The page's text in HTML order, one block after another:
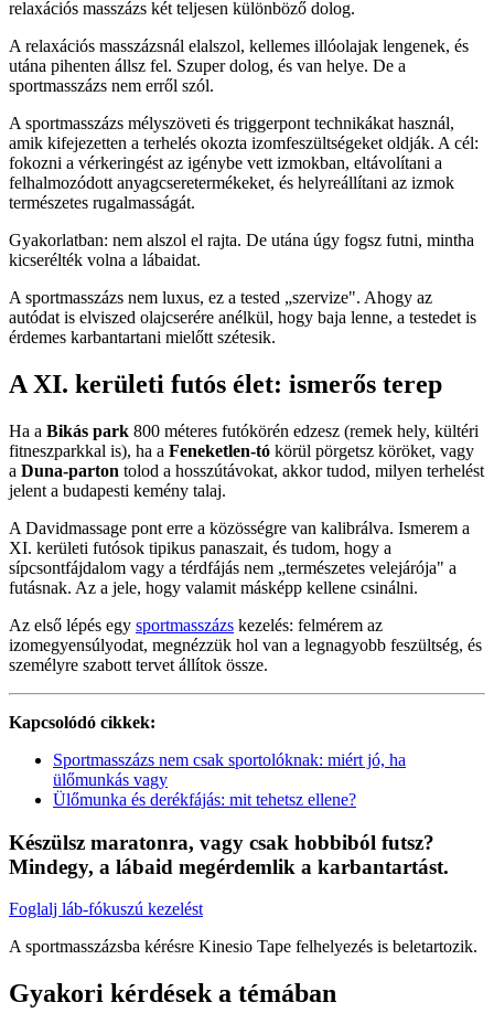
relaxációs masszázs két teljesen különböző dolog.
A relaxációs masszázsnál elalszol, kellemes illóolajak lengenek, és
utána pihenten állsz fel. Szuper dolog, és van helye. De a
sportmasszázs nem erről szól.
A sportmasszázs mélyszöveti és triggerpont technikákat használ,
amik kifejezetten a terhelés okozta izomfeszültségeket oldják. A cél:
fokozni a vérkeringést az igénybe vett izmokban, eltávolítani a
felhalmozódott anyagcseretermékeket, és helyreállítani az izmok
természetes rugalmasságát.
Gyakorlatban: nem alszol el rajta. De utána úgy fogsz futni, mintha
kicserélték volna a lábaidat.
A sportmasszázs nem luxus, ez a tested „szervize". Ahogy az
autódat is elviszed olajcserére anélkül, hogy baja lenne, a testedet is
érdemes karbantartani mielőtt szétesik.
A XI. kerületi futós élet: ismerős terep
Ha a Bikás park 800 méteres futókörén edzesz (remek hely, kültéri
fitneszparkkal is), ha a Feneketlen-tó körül pörgetsz köröket, vagy
a Duna-parton tolod a hosszútávokat, akkor tudod, milyen terhelést
jelent a budapesti kemény talaj.
A Davidmassage pont erre a közösségre van kalibrálva. Ismerem a
XI. kerületi futósok tipikus panaszait, és tudom, hogy a
sípcsontfájdalom vagy a térdfájás nem „természetes velejárója" a
futásnak. Az a jele, hogy valamit másképp kellene csinálni.
Az első lépés egy sportmasszázs kezelés: felmérem az
izomegyensúlyodat, megnézzük hol van a legnagyobb feszültség, és
személyre szabott tervet állítok össze.
Kapcsolódó cikkek:
Sportmasszázs nem csak sportolóknak: miért jó, ha
ülőmunkás vagy
Ülőmunka és derékfájás: mit tehetsz ellene?
Készülsz maratonra, vagy csak hobbiból futsz?
Mindegy, a lábaid megérdemlik a karbantartást.
Foglalj láb-fókuszú kezelést
A sportmasszázsba kérésre Kinesio Tape felhelyezés is beletartozik.
Gyakori kérdések a témában